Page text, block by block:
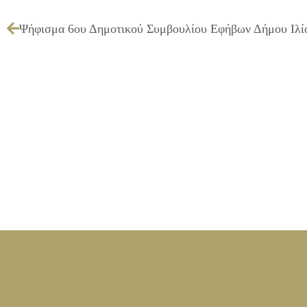
Ψήφισμα 6oυ Δημοτικού Συμβουλίου Εφήβων Δήμου